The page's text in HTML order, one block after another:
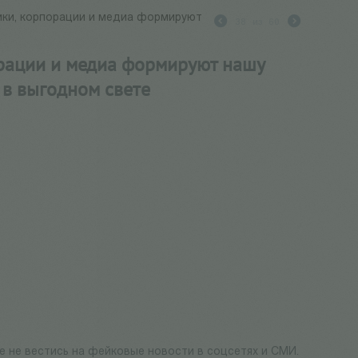
корпорации и медиа формируют
и медиа формируют нашу
выгодном свете
не вестись на фейковые новости в соцсетях и СМИ.